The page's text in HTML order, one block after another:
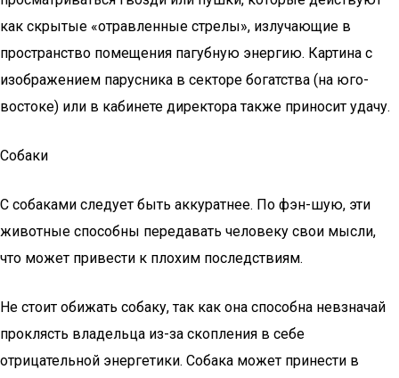
как скрытые «отравленные стрелы», излучающие в
пространство помещения пагубную энергию. Картина с
изображением парусника в секторе богатства (на юго-
востоке) или в кабинете директора также приносит удачу.
Собаки
С собаками следует быть аккуратнее. По фэн-шую, эти
животные способны передавать человеку свои мысли,
что может привести к плохим последствиям.
Не стоит обижать собаку, так как она способна невзначай
проклясть владельца из-за скопления в себе
отрицательной энергетики. Собака может принести в